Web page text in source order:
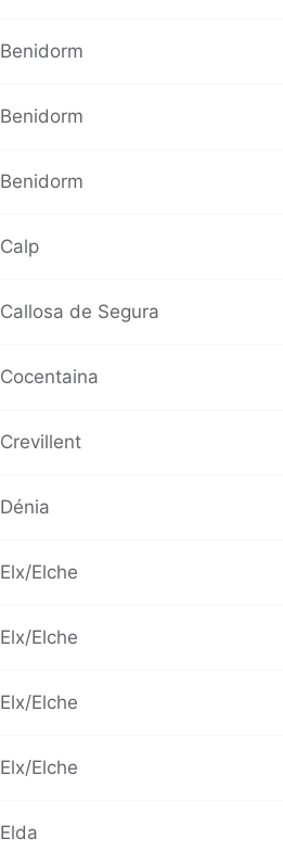
Benidorm
Benidorm
Benidorm
Calp
Callosa de Segura
Cocentaina
Crevillent
Dénia
Elx/Elche
Elx/Elche
Elx/Elche
Elx/Elche
Elda